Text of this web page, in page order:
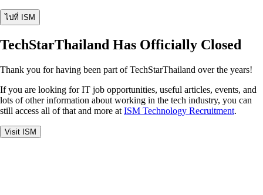
ไปที่ ISM
TechStarThailand Has Officially Closed
Thank you for having been part of TechStarThailand over the years!
If you are looking for IT job opportunities, useful articles, events, and
lots of other information about working in the tech industry, you can
still access all of that and more at ISM Technology Recruitment.
Visit ISM